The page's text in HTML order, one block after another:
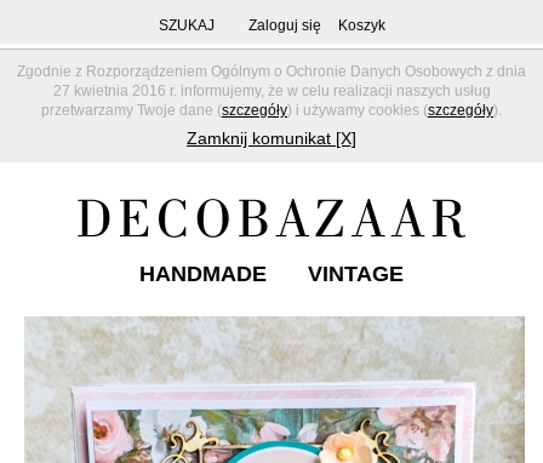
Zgodnie z Rozporządzeniem Ogólnym o Ochronie Danych Osobowych z dnia
27 kwietnia 2016 r. informujemy, że w celu realizacji naszych usług
przetwarzamy Twoje dane (szczegóły) i używamy cookies (szczegóły).
Zamknij komunikat [X]
SZUKAJ Zaloguj się Koszyk
HANDMADE VINTAGE